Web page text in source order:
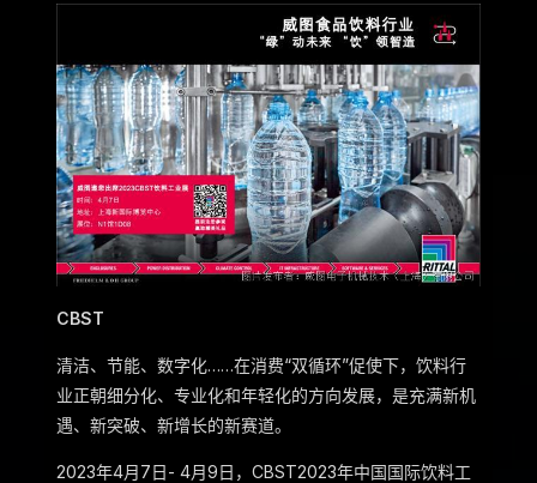
CBST
清洁、节能、数字化……在消费“双循环”促使下，饮料行
业正朝细分化、专业化和年轻化的方向发展，是充满新机
遇、新突破、新增长的新赛道。
2023年4月7日- 4月9日，CBST2023年中国国际饮料工